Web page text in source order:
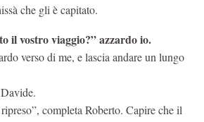
che gli è capitato.
il vostro viaggio?” azzardo io.
verso di me, e lascia andare un lungo
completa Roberto. Capire che il